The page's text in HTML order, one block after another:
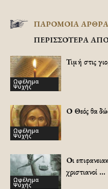
ΠΑΡΟΜΟΙΑ ΑΡΘΡΑ
ΠΕΡΙΣΣΟΤΕΡΑ
Ωφέλημα
Ψυχής
Τιμή στις
Ωφέλημα
Ψυχής
Ο Θεός θα
Ωφέλημα
Ψυχής
Οι
χριστιανοί …